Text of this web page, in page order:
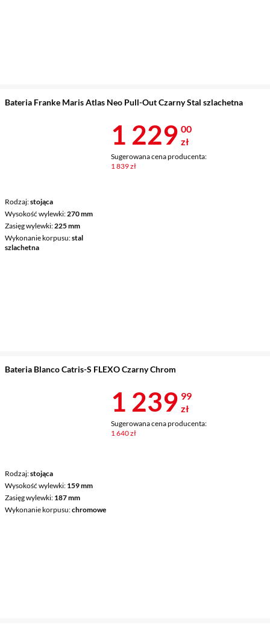
Bateria Franke Maris Atlas Neo Pull-Out Czarny Stal szlachetna
Rodzaj stojąca
Wysokość wylewki 270 mm
Zasięg wylewki 225 mm
Wykonanie korpusu stal
szlachetna
Cena 1 229 zł
1 229 00
zł
Sugerowana cena producenta:
1 839 zł
Bateria Blanco Catris-S FLEXO Czarny Chrom
Rodzaj stojąca
Wysokość wylewki 159 mm
Zasięg wylewki 187 mm
Wykonanie korpusu chromowe
Cena 1
1 239 99
zł
Sugerowana cena producenta:
1 640 zł